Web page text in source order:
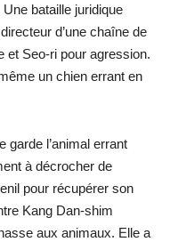
bataille juridique
d’une chaîne de
et Seo-ri pour agression.
un chien errant en
garde l’animal errant
à décrocher de
pour récupérer son
Kang Dan-shim
aux animaux. Elle a